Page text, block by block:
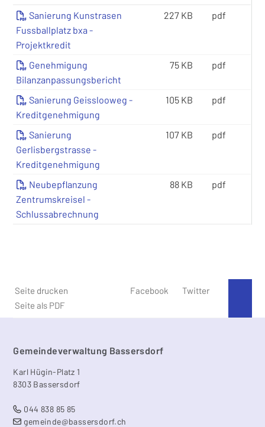
Sanierung Kunstrasen
Fussballplatz bxa -
Projektkredit
227 KB pdf
Genehmigung
Bilanzanpassungsbericht
75 KB pdf
Sanierung Geisslooweg -
Kreditgenehmigung
105 KB pdf
Sanierung
Gerlisbergstrasse -
Kreditgenehmigung
107 KB pdf
Neubepflanzung
Zentrumskreisel -
Schlussabrechnung
88 KB pdf
Seite drucken
Seite als PDF
Facebook Twitter
Footer
Gemeindeverwaltung Bassersdorf
Karl Hügin-Platz 1
8303 Bassersdorf
044 838 85 85
gemeinde@bassersdorf.ch